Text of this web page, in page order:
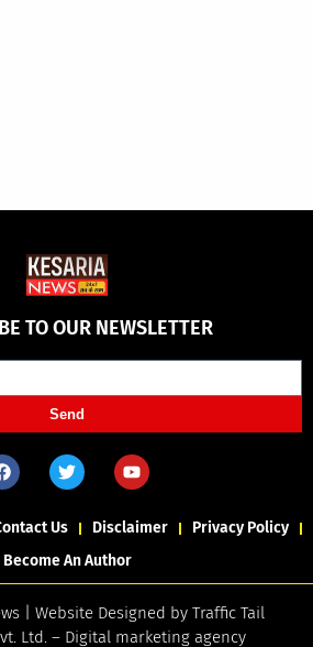
TO OUR NEWSLETTER
Send
Us Disclaimer
Privacy Policy
Become An Author
| Website Designed by Traffic Tail
Ltd.– Digital marketing agency